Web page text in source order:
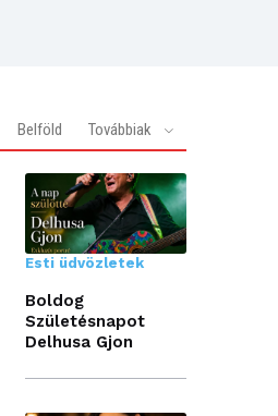
Belföld Továbbiak
Esti üdvözletek
Boldog
Születésnapot
Delhusa Gjon